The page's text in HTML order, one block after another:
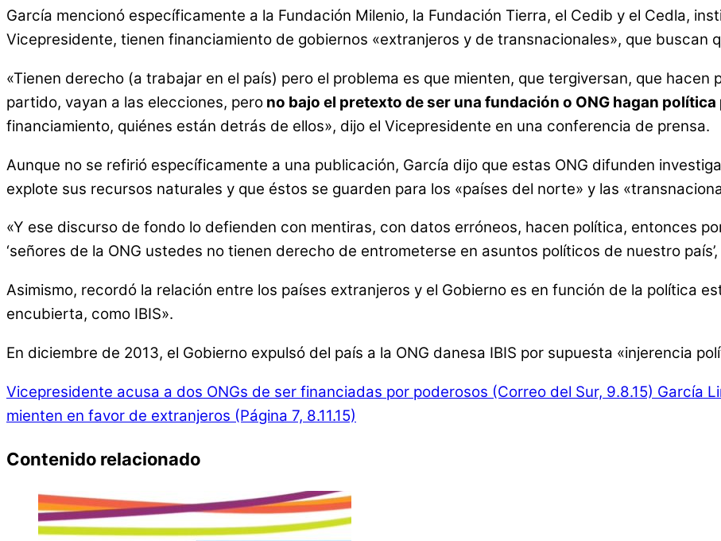
García mencionó específicamente a la Fundación Milenio, la Fundación Tierra, el Cedib y el Cedla,
Vicepresidente, tienen financiamiento de gobiernos «extranjeros y de transnacionales», que buscan
«Tienen derecho (a trabajar en el país) pero el problema es que mienten, que tergiversan, que
partido, vayan a las elecciones, pero no bajo el pretexto de ser una fundación o ONG hagan
financiamiento, quiénes están detrás de ellos», dijo el Vicepresidente en una conferencia de prensa.
Aunque no se refirió específicamente a una publicación, García dijo que estas ONG difunden
explote sus recursos naturales y que éstos se guarden para los «países del norte» y las
«Y ese discurso de fondo lo defienden con mentiras, con datos erróneos, hacen política, entonces
‘señores de la ONG ustedes no tienen derecho de entrometerse en asuntos políticos de nuestro país’,
Asimismo, recordó la relación entre los países extranjeros y el Gobierno es en función de la política
encubierta, como IBIS».
En diciembre de 2013, el Gobierno expulsó del país a la ONG danesa IBIS por supuesta «injerencia
Vicepresidente acusa a dos ONGs de ser financiadas por poderosos (Correo del Sur, 9.8.15) García
mienten en favor de extranjeros (Página 7, 8.11.15)
Contenido relacionado